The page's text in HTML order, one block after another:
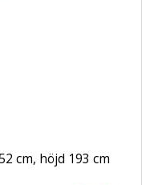
cm, höjd 193 cm